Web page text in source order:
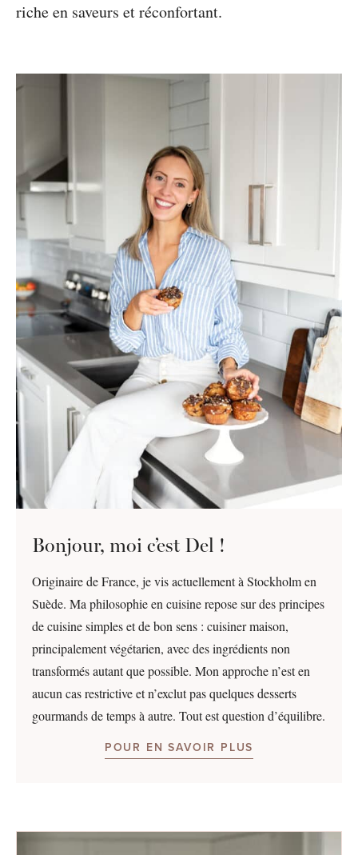
Bonjour, moi c’est Del !
Originaire de France, je vis actuellement à Stockholm en
Suède. Ma philosophie en cuisine repose sur des principes
de cuisine simples et de bon sens : cuisiner maison,
principalement végétarien, avec des ingrédients non
transformés autant que possible. Mon approche n’est en
aucun cas restrictive et n’exclut pas quelques desserts
gourmands de temps à autre. Tout est question d’équilibre.
POUR EN SAVOIR PLUS